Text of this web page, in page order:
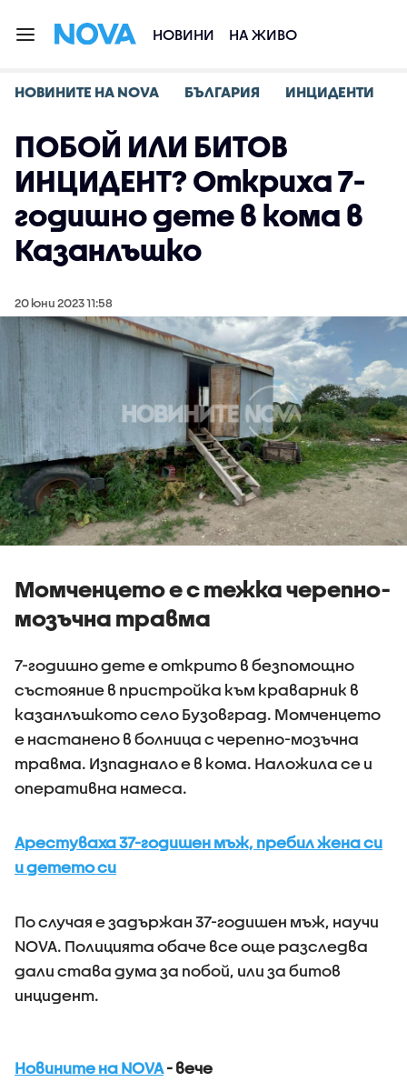
НОВИНИ НА ЖИВО
НОВИНИТЕ НА NOVA БЪЛГАРИЯ ИНЦИДЕНТИ
ПОБОЙ ИЛИ БИТОВ
ИНЦИДЕНТ? Откриха 7-
годишно дете в кома в
Казанлъшко
20 юни 2023 11:58
Момченцето е с тежка черепно-
мозъчна травма
7-годишно дете е открито в безпомощно
състояние в пристройка към краварник в
казанлъшкото село Бузовград. Момченцето
е настанено в болница с черепно-мозъчна
травма. Изпаднало е в кома. Наложила се и
оперативна намеса.
Арестуваха 37-годишен мъж, пребил жена си
и детето си
По случая е задържан 37-годишен мъж, научи
NOVA. Полицията обаче все още разследва
дали става дума за побой, или за битов
инцидент.
Новините на NOVA- вече